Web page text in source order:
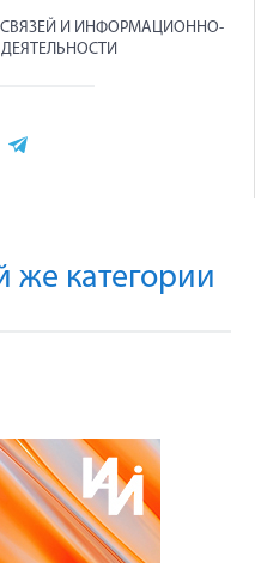
И ИНФОРМАЦИОННО-
же категории